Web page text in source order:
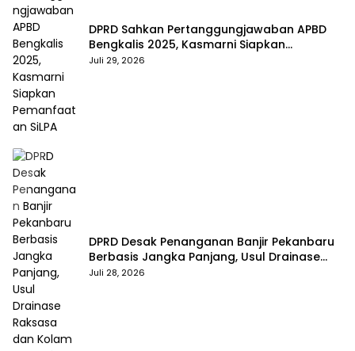
DPRD Sahkan Pertanggungjawaban APBD
Bengkalis 2025, Kasmarni Siapkan
Pemanfaatan SiLPA
Juli 29, 2026
DPRD Desak Penanganan Banjir Pekanbaru
Berbasis Jangka Panjang, Usul Drainase
Raksasa dan Kolam Retensi
Juli 28, 2026